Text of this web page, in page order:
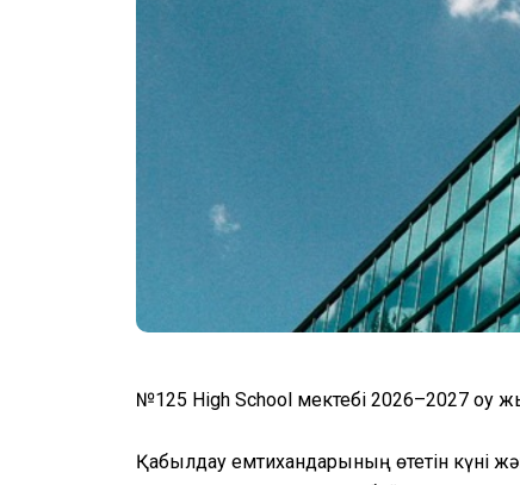
№125 High School мектебі 2026–2027 оқу
Қабылдау емтихандарының өтетін күні